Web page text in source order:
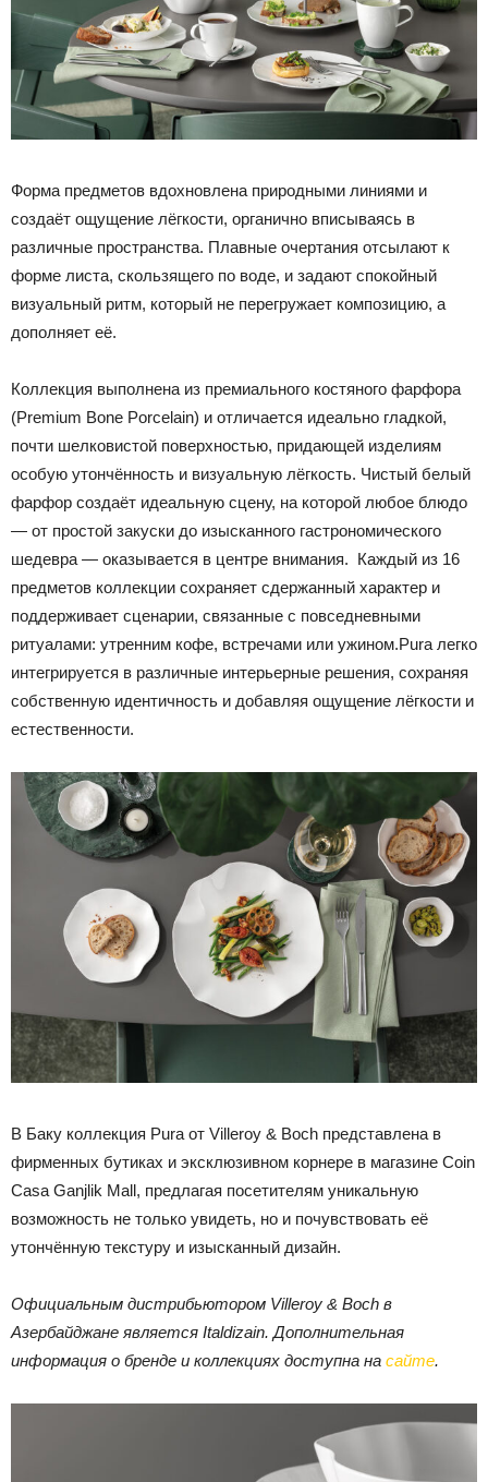
Форма предметов вдохновлена природными линиями и
создаёт ощущение лёгкости, органично вписываясь в
различные пространства. Плавные очертания отсылают к
форме листа, скользящего по воде, и задают спокойный
визуальный ритм, который не перегружает композицию, а
дополняет её.
Коллекция выполнена из премиального костяного фарфора
(Premium Bone Porcelain) и отличается идеально гладкой,
почти шелковистой поверхностью, придающей изделиям
особую утончённость и визуальную лёгкость. Чистый белый
фарфор создаёт идеальную сцену, на которой любое блюдо
— от простой закуски до изысканного гастрономического
шедевра — оказывается в центре внимания. Каждый из 16
предметов коллекции сохраняет сдержанный характер и
поддерживает сценарии, связанные с повседневными
ритуалами: утренним кофе, встречами или ужином.Pura легко
интегрируется в различные интерьерные решения, сохраняя
собственную идентичность и добавляя ощущение лёгкости и
естественности.
В Баку коллекция Pura от Villeroy & Boch представлена в
фирменных бутиках и эксклюзивном корнере в магазине Coin
Casa Ganjlik Mall, предлагая посетителям уникальную
возможность не только увидеть, но и почувствовать её
утончённую текстуру и изысканный дизайн.
Официальным дистрибьютором Villeroy & Boch в
Азербайджане является Italdizain. Дополнительная
информация о бренде и коллекциях доступна на сайте.